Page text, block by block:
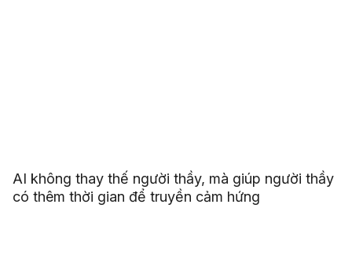
AI không thay thế người thầy, mà giúp người thầy
có thêm thời gian để truyền cảm hứng